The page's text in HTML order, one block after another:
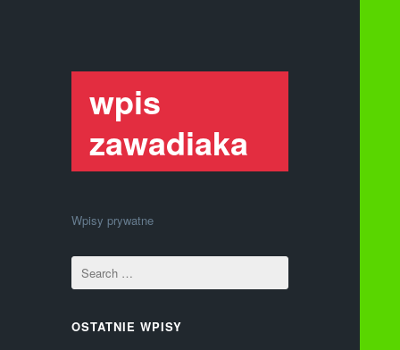
wpis
zawadiaka
Wpisy prywatne
OSTATNIE WPISY